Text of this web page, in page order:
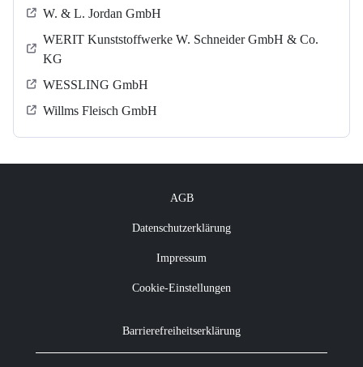
W. & L. Jordan GmbH
WERIT Kunststoffwerke W. Schneider GmbH & Co.
KG
WESSLING GmbH
Willms Fleisch GmbH
AGB
Datenschutzerklärung
Impressum
Cookie-Einstellungen
Barrierefreiheitserklärung